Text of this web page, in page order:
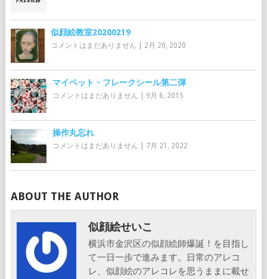
似顔絵教室20200219
コメントはまだありません 2月 20, 2020
マイペット・フレークシール第二弾
コメントはまだありません 9月 6, 2015
操作丸忘れ
コメントはまだありません 7月 21, 2022
ABOUT THE AUTHOR
似顔絵せいこ
横浜市金沢区の似顔絵師爆誕！を目指し
て一日一歩で進みます。日常のアレコ
レ、似顔絵のアレコレを思うままに載せ